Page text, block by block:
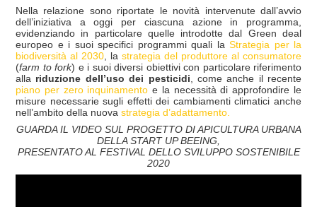
Nella relazione sono riportate le novità intervenute dall’avvio
dell’iniziativa a oggi per ciascuna azione in programma,
evidenziando in particolare quelle introdotte dal Green deal
europeo e i suoi specifici programmi quali la Strategia per la
biodiversità al 2030 , la strategia del produttore al consumatore
(farm to fork) e i suoi diversi obiettivi con particolare riferimento
alla riduzione dell’uso dei pesticidi , come anche il recente
piano per zero inquinamento e la necessità di approfondire le
misure necessarie sugli effetti dei cambiamenti climatici anche
nell’ambito della nuova strategia d’adattamento.
GUARDA IL VIDEO SUL PROGETTO DI APICULTURA URBANA
DELLA START UP BEEING,
PRESENTATO AL FESTIVAL DELLO SVILUPPO SOSTENIBILE
2020